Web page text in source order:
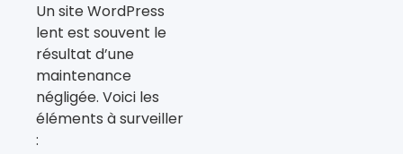
Un site WordPress
lent est souvent le
résultat d’une
maintenance
négligée. Voici les
éléments à surveiller
: